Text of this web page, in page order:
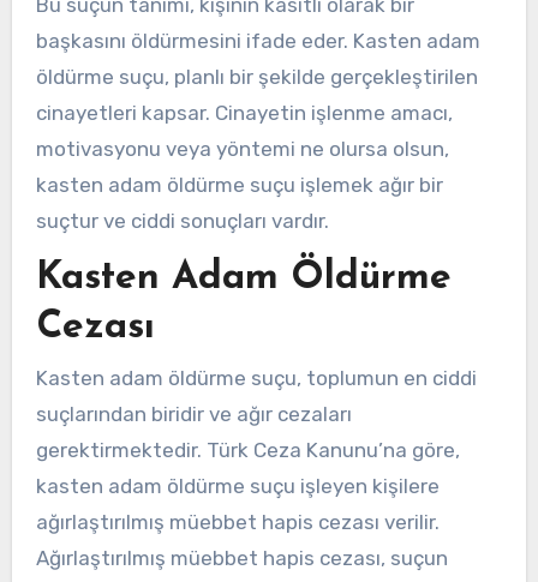
başkasını öldürmesini ifade eder. Kasten adam
öldürme suçu, planlı bir şekilde gerçekleştirilen
cinayetleri kapsar. Cinayetin işlenme amacı,
motivasyonu veya yöntemi ne olursa olsun,
kasten adam öldürme suçu işlemek ağır bir
suçtur ve ciddi sonuçları vardır.
Kasten Adam Öldürme
Cezası
Kasten adam öldürme suçu, toplumun en ciddi
suçlarından biridir ve ağır cezaları
gerektirmektedir. Türk Ceza Kanunu’na göre,
kasten adam öldürme suçu işleyen kişilere
ağırlaştırılmış müebbet hapis cezası verilir.
Ağırlaştırılmış müebbet hapis cezası, suçun